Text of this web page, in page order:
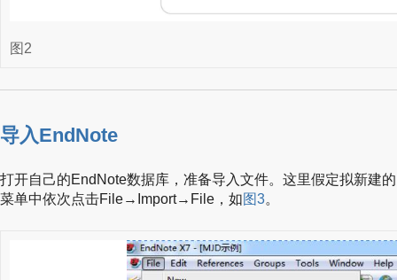
图2
导入EndNote
打开自己的EndNote数据库，准备导入文件。这里假定拟新建
菜单中依次点击File→Import→File，如图3。